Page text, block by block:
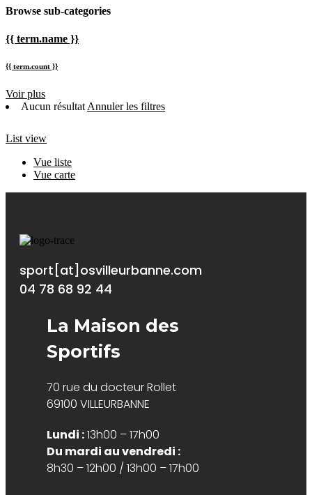
Browse sub-categories
{{ term.name }}
{{ term.count }}
Voir plus
Aucun résultatAnnuler les filtres
List view
Vue liste
Vue carte
sport[at]osvilleurbanne.com
04 78 68 92 44
La Maison des
Sportifs
70 rue du docteur Rollet
69100 VILLEURBANNE
Lundi :13h00 – 17h00
Du mardi au vendredi :
8h30 – 12h00 / 13h00 – 17h00